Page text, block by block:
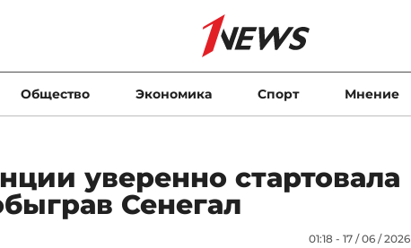
Общество Экономика Спорт Мнение
уверенно стартовала
Сенегал
01:18 - 17 / 06 / 2026